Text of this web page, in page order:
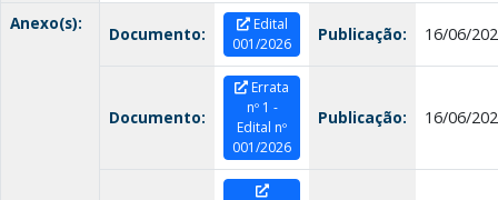
Anexo(s):
Documento:
Edital
001/2026
Publicação: 16/06/
Documento:
Errata
nº 1 -
Edital nº
001/2026
Publicação: 16/06/